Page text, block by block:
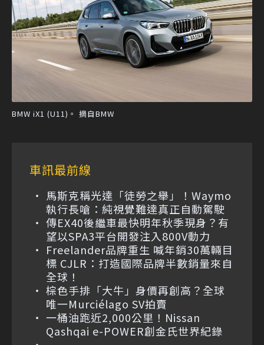
BMW iX1 (U11)。 摘自BMW
車訊最前線
馬斯克稱光達「徒勞之舉」！Waymo
執行長嗆：純視覺難達真正自動駕駛
傳EX40後繼車最快明年秋季現身？有
望以SPA3平台開發注入800V動力
Freelander品牌重生 喊年銷30萬輛目
標 CJLR：打造國際品牌半數銷量來自
全球！
棕色手排「大牛」身價再創高？全球
唯一Murciélago SV拍賣
一桶油跑近2,000公里！Nissan
Qashqai e-POWER創金氏世界紀錄